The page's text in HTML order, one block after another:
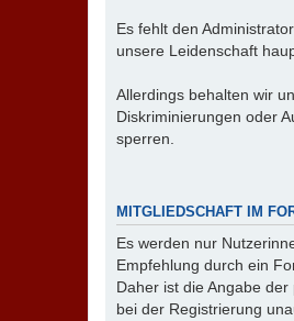
Es fehlt den
unsere Leidenschaft
Allerdings behalten wir
Diskriminierungen oder
sperren.
MITGLIEDSCHAFT IM
Es werden nur
Empfehlung durch ein
Daher ist die Angabe
bei der Registrierung